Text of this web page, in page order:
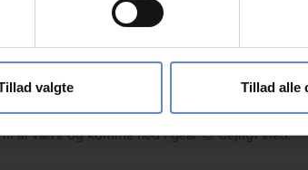
til at vise dig funktioner til sociale medier og
hjemmeside med vores partnere inden for
valgte Tillad alle
emmer af ro og hygge. Det er godt med
stedet trænger til en kærlig hånd da det er slidt
skills indendørs i form af bl.a. el-
rolige og ikke luksuriøs, så det det helt
at være og komme ned i gear 😊 dejligt sted.